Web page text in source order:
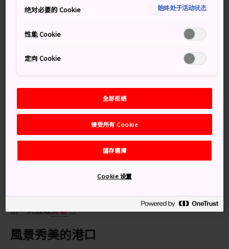
別錯過
在瀨戶田日落海灘欣賞落日
大口品嘗尾道拉麵
對中國三十三觀音靈場朝聖路線中的其中一座靈
交通方式
從廣島出發搭乘區間車，從廣島站出發經三原站到
福山車站是東海道山陽新幹線的一個停靠站，可通往東
京、大阪或廣島 。
風景秀美的港口
绝对必要的 Cookie 始终处于活动状态
性能 Cookie
定向 Cookie
全部拒絕
接受所有 Cookie
儲存選擇
Cookie 设置